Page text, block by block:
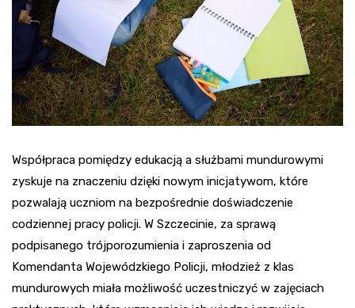
Współpraca pomiędzy edukacją a służbami mundurowymi
zyskuje na znaczeniu dzięki nowym inicjatywom, które
pozwalają uczniom na bezpośrednie doświadczenie
codziennej pracy policji. W Szczecinie, za sprawą
podpisanego trójporozumienia i zaproszenia od
Komendanta Wojewódzkiego Policji, młodzież z klas
mundurowych miała możliwość uczestniczyć w zajęciach